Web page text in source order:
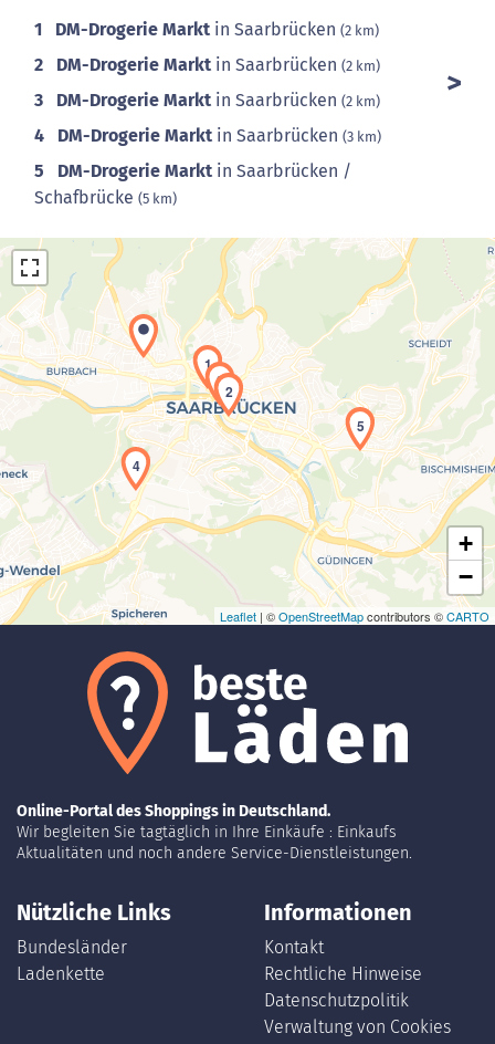
1 DM-Drogerie Markt in Saarbrücken (2 km)
2 DM-Drogerie Markt in Saarbrücken (2 km)
3 DM-Drogerie Markt in Saarbrücken (2 km)
4 DM-Drogerie Markt in Saarbrücken (3 km)
5 DM-Drogerie Markt in Saarbrücken /
Schafbrücke (5 km)
Laden der Karte...
1
2
3
4
5
+
−
Leaflet | ©OpenStreetMapcontributors ©CARTO
Online-Portal des Shoppings in Deutschland.
Wir begleiten Sie tagtäglich in Ihre Einkäufe : Einkaufs
Aktualitäten und noch andere Service-Dienstleistungen.
Nützliche Links
Bundesländer
Ladenkette
Informationen
Kontakt
Rechtliche Hinweise
Datenschutzpolitik
Verwaltung von Cookies